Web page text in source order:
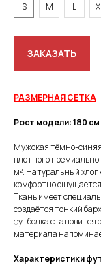
S
M L
ЗАКАЗАТЬ
РАЗМЕРНАЯ СЕТКА
Рост модели: 180
Мужская тёмно-синяя
плотного
м². Натуральный
комфортно
Ткань имеет
создаётся тонкий
футболка становится
материала
Характеристики